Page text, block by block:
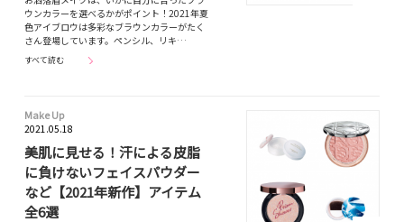
ウンカラーを選べるかがポイント！2021年夏
色アイブロウは多彩なブラウンカラーがたく
さん登場しています。ペンシル、リキ…
すべて読む
Make Up
2021.05.18
美肌に見せる！汗による皮脂
に負けないフェイスパウダー
など【2021年新作】アイテム
全6選